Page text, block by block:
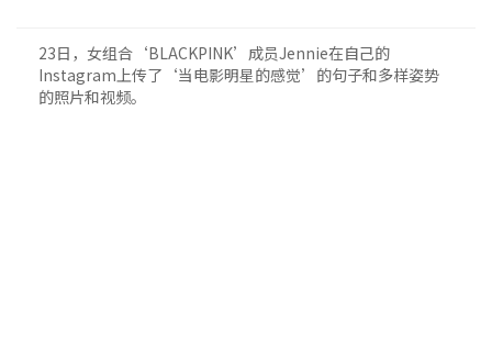
23日，女组合‘BLACKPINK’成员Jennie在自己的
Instagram上传了‘当电影明星的感觉’的句子和多样姿势
的照片和视频。